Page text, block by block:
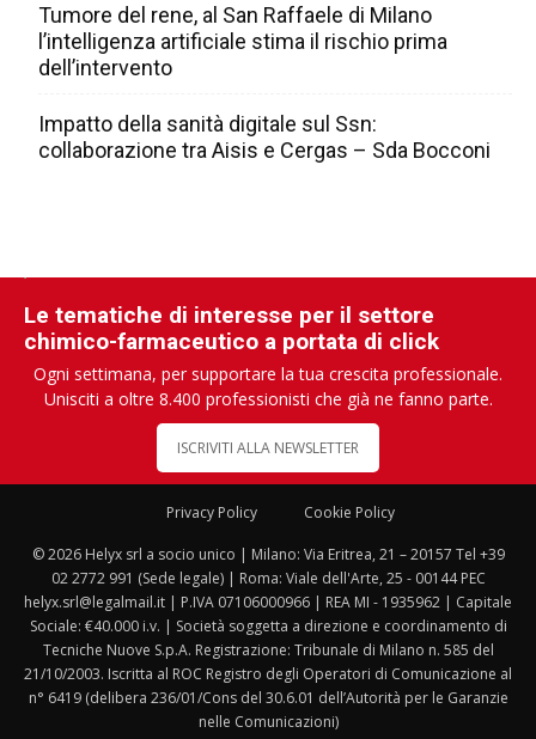
Tumore del rene, al San Raffaele di Milano
l’intelligenza artificiale stima il rischio prima
dell’intervento
Impatto della sanità digitale sul Ssn:
collaborazione tra Aisis e Cergas – Sda Bocconi
Le tematiche di interesse per il settore
chimico-farmaceutico a portata di click
Ogni settimana, per supportare la tua crescita professionale.
Unisciti a oltre 8.400 professionisti che già ne fanno parte.
ISCRIVITI ALLA NEWSLETTER
Privacy Policy Cookie Policy
© 2026 Helyx srl a socio unico | Milano: Via Eritrea, 21 – 20157 Tel +39
02 2772 991 (Sede legale) | Roma: Viale dell'Arte, 25 - 00144 PEC
helyx.srl@legalmail.it | P.IVA 07106000966 | REA MI - 1935962 | Capitale
Sociale: €40.000 i.v. | Società soggetta a direzione e coordinamento di
Tecniche Nuove S.p.A. Registrazione: Tribunale di Milano n. 585 del
21/10/2003. Iscritta al ROC Registro degli Operatori di Comunicazione al
n° 6419 (delibera 236/01/Cons del 30.6.01 dell’Autorità per le Garanzie
nelle Comunicazioni)